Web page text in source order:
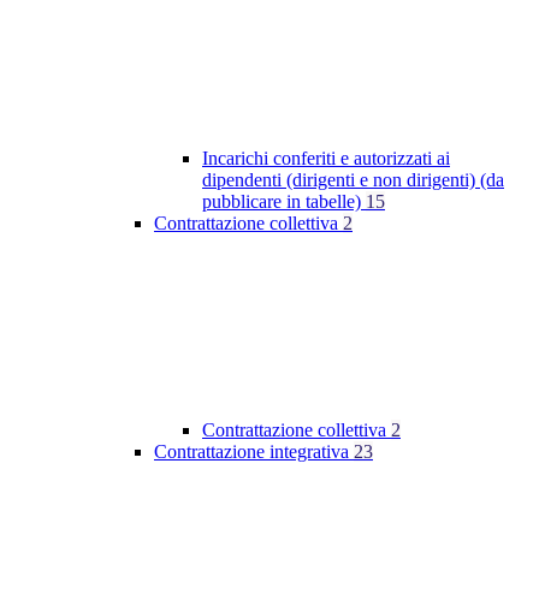
Incarichi conferiti e autorizzati ai
dipendenti (dirigenti e non dirigenti) (da
pubblicare in tabelle) 15
Contrattazione collettiva 2
Contrattazione collettiva 2
Contrattazione integrativa 23